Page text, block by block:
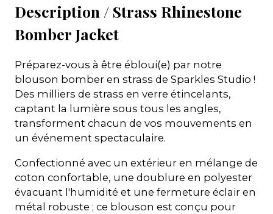
Description / Strass Rhinestone
Bomber Jacket
Préparez-vous à être ébloui(e) par notre
blouson bomber en strass de Sparkles Studio !
Des milliers de strass en verre étincelants,
captant la lumière sous tous les angles,
transforment chacun de vos mouvements en
un événement spectaculaire.
Confectionné avec un extérieur en mélange de
coton confortable, une doublure en polyester
évacuant l'humidité et une fermeture éclair en
métal robuste ; ce blouson est conçu pour